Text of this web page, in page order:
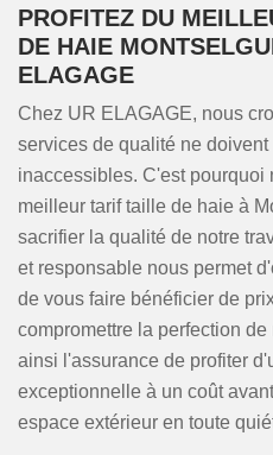
PROFITEZ DU
DE HAIE
ELAGAGE
Chez UR ELAGAGE, nous
services de qualité ne
inaccessibles. C'est pourquoi
meilleur tarif taille de haie à
sacrifier la qualité de notre
et responsable nous permet
de vous faire bénéficier de
compromettre la perfection
ainsi l'assurance de profiter
exceptionnelle à un coût
espace extérieur en toute